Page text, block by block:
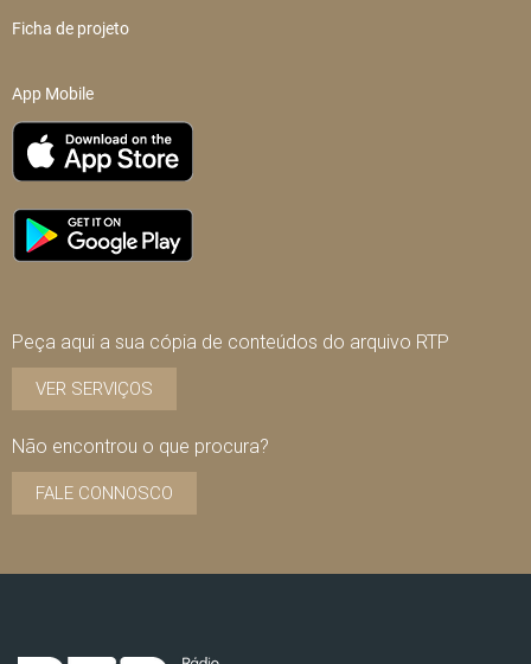
Ficha de projeto
App Mobile
Peça aqui a sua cópia de conteúdos do arquivo RTP
VER SERVIÇOS
Não encontrou o que procura?
FALE CONNOSCO